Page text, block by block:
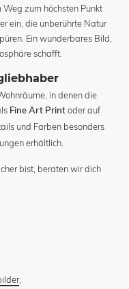
zum höchsten Punkt
ein, die unberührte Natur
Ein wunderbares Bild,
schafft.
in denen die
Fine Art Print oder auf
und Farben besonders
erhältlich.
bist, beraten wir dich
,